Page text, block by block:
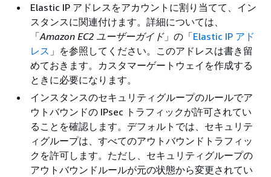
Elastic IP アドレスをアカウントに割り当てて、イン
スタンスに関連付けます。詳細については、
「Amazon EC2 ユーザーガイド」の「Elastic IP アド
レス 」を参照してください。このアドレスは書き留
めておきます。カスタマーゲートウェイを作成する
ときに必要になります。
インスタンスのセキュリティグループのルールでア
ウトバウンドの IPsec トラフィックが許可されてい
ることを確認します。デフォルトでは、セキュリテ
ィグループは、すべてのアウトバウンドトラフィッ
クを許可します。ただし、セキュリティグループの
アウトバウンドルールが元の状態から変更されてい